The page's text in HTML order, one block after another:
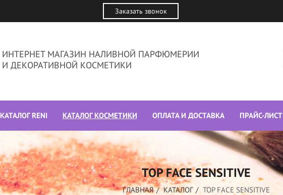
Заказать звонок
ИНТЕРНЕТ МАГАЗИН НАЛИВНОЙ ПАРФЮМЕРИИ
И ДЕКОРАТИВНОЙ КОСМЕТИКИ
КАТАЛОГ RENI КАТАЛОГ КОСМЕТИКИ ОПЛАТА И ДОСТАВКА ПРАЙС-ЛИСТ
TOP FACE SENSITIVE
ГЛАВНАЯ КАТАЛОГ TOP FACE SENSITIVE